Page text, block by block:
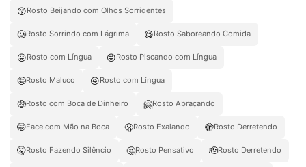
😙Rosto Beijando com Olhos Sorridentes
🥲Rosto Sorrindo com Lágrima 😋Rosto Saboreando Comida
😛Rosto com Língua 😜Rosto Piscando com Língua
🤪Rosto Maluco 😝Rosto com Língua
🤑Rosto com Boca de Dinheiro 🤗Rosto Abraçando
🤭Face com Mão na Boca 🫢Rosto Exalando 🫣Rosto Derretendo
🤫Rosto Fazendo Silêncio 🤔Rosto Pensativo 🫡Rosto Derretendo